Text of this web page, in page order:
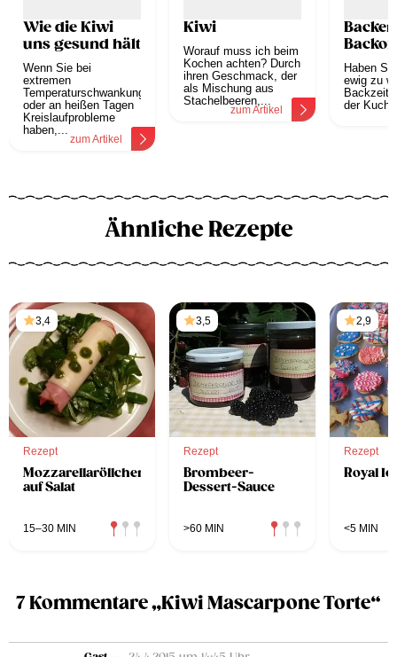
Wie die Kiwi
uns gesund hält
Wenn Sie bei
extremen
Temperaturschwankungen
oder an heißen Tagen
Kreislaufprobleme
haben,...
zum Artikel
Kiwi
Worauf muss ich beim
Kochen achten? Durch
ihren Geschmack, der
als Mischung aus
Stachelbeeren,...
zum Artikel
Haben
ewig zu
Backzeit
der
Ähnliche Rezepte
3,4
Rezept
Mozzarellaröllchen
auf Salat
15–30 MIN
3,5
Rezept
Brombeer-
Dessert-Sauce
>60 MIN
2,9
Rezept
Royal
<5 MIN
7 Kommentare „Kiwi Mascarpone Torte“